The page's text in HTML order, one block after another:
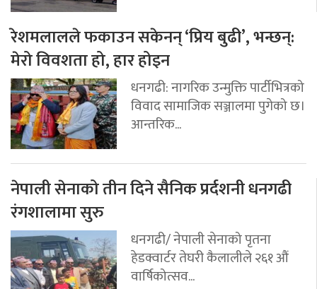
रेशमलालले फकाउन सकेनन् ‘प्रिय बुढी’, भन्छन्:
मेरो विवशता हो, हार होइन
धनगढी: नागरिक उन्मुक्ति पार्टीभित्रको
विवाद सामाजिक सञ्जालमा पुगेको छ।
आन्तरिक...
नेपाली सेनाको तीन दिने सैनिक प्रर्दशनी धनगढी
रंगशालामा सुरु
धनगढी/ नेपाली सेनाको पृतना
हेडक्वार्टर तेघरी कैलालीले २६१ औं
वार्षिकोत्सव...